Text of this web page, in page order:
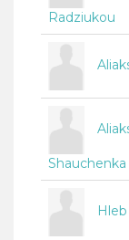
Radziukou
Shauchenka